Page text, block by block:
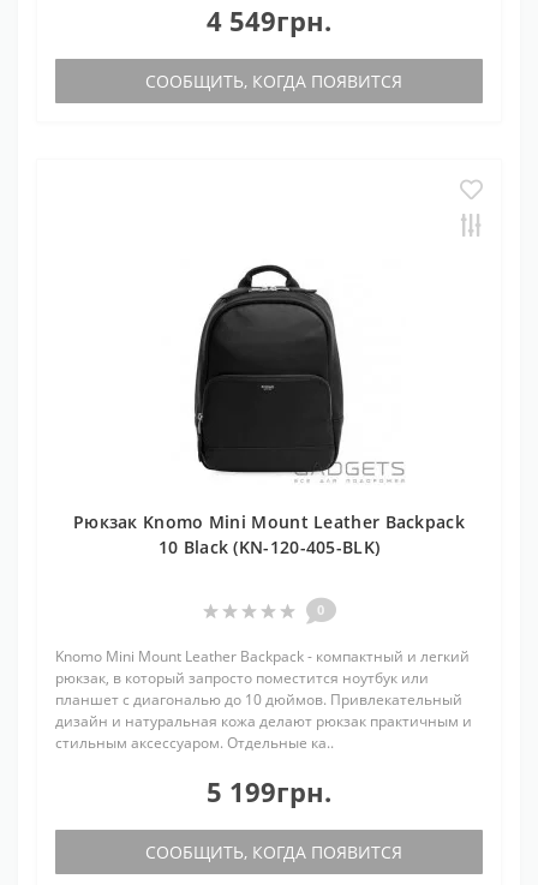
4 549грн.
СООБЩИТЬ, КОГДА ПОЯВИТСЯ
Рюкзак Knomo Mini Mount Leather Backpack
10 Black (KN-120-405-BLK)
0
Knomo Mini Mount Leather Backpack - компактный и легкий
рюкзак, в который запросто поместится ноутбук или
планшет с диагональю до 10 дюймов. Привлекательный
дизайн и натуральная кожа делают рюкзак практичным и
стильным аксессуаром. Отдельные ка..
5 199грн.
СООБЩИТЬ, КОГДА ПОЯВИТСЯ